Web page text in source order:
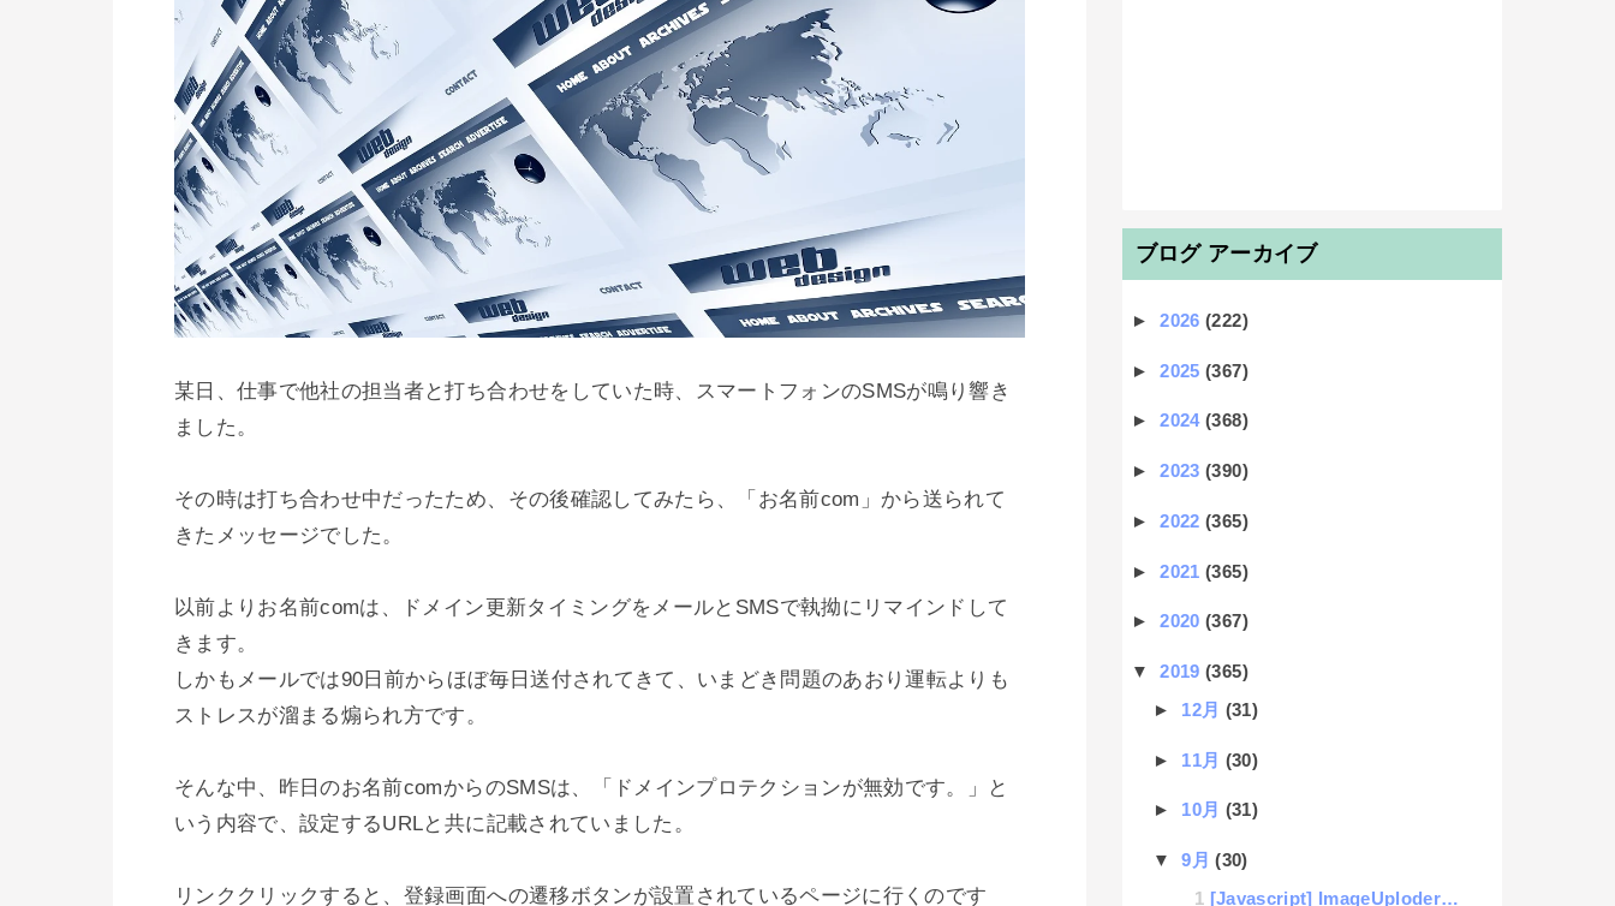
某日、仕事で他社の担当者と打ち合わせをしていた時、スマートフォンのSMSが鳴り響き
ました。
その時は打ち合わせ中だったため、その後確認してみたら、「お名前com」から送られて
きたメッセージでした。
以前よりお名前comは、ドメイン更新タイミングをメールとSMSで執拗にリマインドして
きます。
しかもメールでは90日前からほぼ毎日送付されてきて、いまどき問題のあおり運転よりも
ストレスが溜まる煽られ方です。
そんな中、昨日のお名前comからのSMSは、「ドメインプロテクションが無効です。」と
いう内容で、設定するURLと共に記載されていました。
リンククリックすると、登録画面への遷移ボタンが設置されているページに行くのです
ブログ アーカイブ
►2026(222)
►2025(367)
►2024(368)
►2023(390)
►2022(365)
►2021(365)
►2020(367)
▼2019(365)
► 12月 (31)
► 11月 (30)
► 10月 (31)
▼9月(30)
[Javascript] ImageUploderライブラリの機能追加 （trimとorientat...